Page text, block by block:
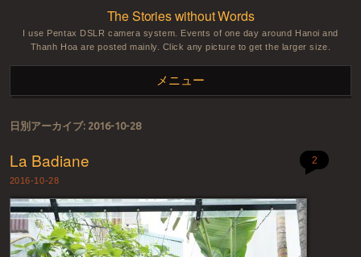
The Stories without Words
I use Pentax DSLR camera system. Events of one day around Hanoi and
Thanh Hoa are posted mainly. Click any picture to get the larger size.
メニュー
コンテンツへスキップ
日別アーカイブ: 2016-10-28
La Badiane
2016-10-28
2